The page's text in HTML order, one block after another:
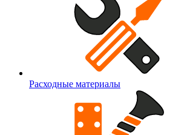
Расходные материалы